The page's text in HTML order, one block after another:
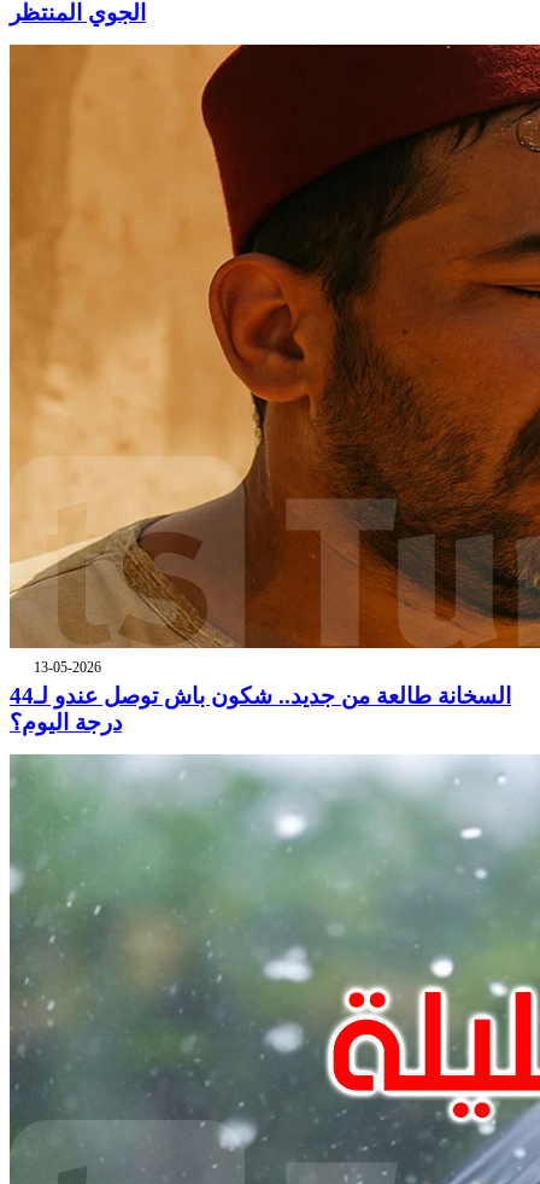
الجوي المنتظر
13-05-2026
السخانة طالعة من جديد.. شكون باش توصل عندو لـ44
درجة اليوم؟